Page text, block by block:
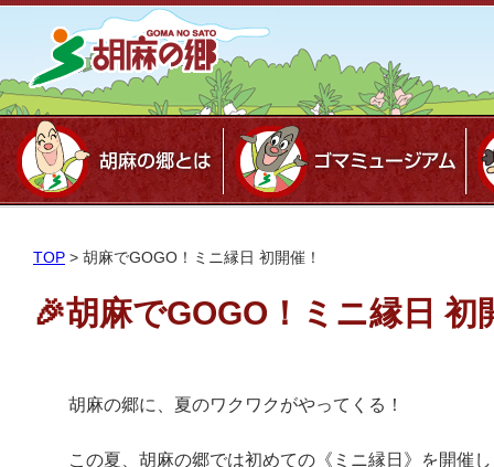
TOP > 胡麻でGOGO！ミニ縁日 初開催！
🎉胡麻でGOGO！ミニ縁日 初
胡麻の郷に、夏のワクワクがやってくる！
この夏、胡麻の郷では初めての《ミニ縁日》を開催